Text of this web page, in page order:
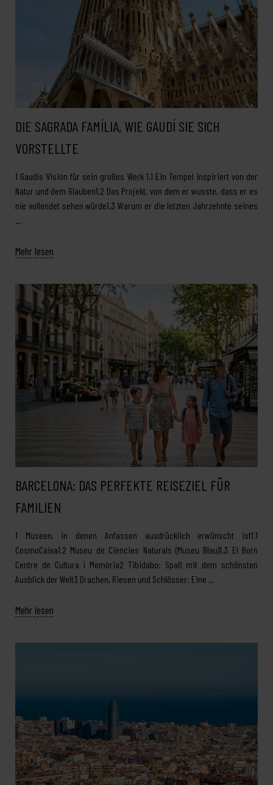
DIE SAGRADA FAMÍLIA, WIE GAUDÍ SIE SICH
VORSTELLTE
1 Gaudís Vision für sein großes Werk 1.1 Ein Tempel inspiriert von der
Natur und dem Glauben1.2 Das Projekt, von dem er wusste, dass er es
nie vollendet sehen würde1.3 Warum er die letzten Jahrzehnte seines
…
Mehr lesen
BARCELONA: DAS PERFEKTE REISEZIEL FÜR
FAMILIEN
1 Museen, in denen Anfassen ausdrücklich erwünscht ist1.1
CosmoCaixa1.2 Museu de Ciències Naturals (Museu Blau)1.3 El Born
Centre de Cultura i Memòria2 Tibidabo: Spaß mit dem schönsten
Ausblick der Welt3 Drachen, Riesen und Schlösser: Eine …
Mehr lesen